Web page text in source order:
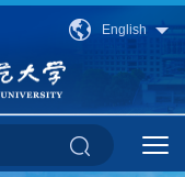
English